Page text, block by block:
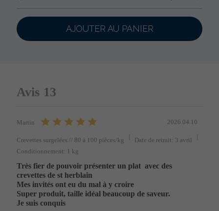
AJOUTER AU PANIER
Avis 13
Martin 2026.04.10
Crevettes surgelées // 80 à 100 pièces/kg
Date de retrait: 3 avril
Conditionnement: 1 kg
Très fier de pouvoir présenter un plat  avec des
crevettes de st herblain
Mes invités ont eu du mal à y croire
Super produit, taille idéal beaucoup de saveur.
Je suis conquis